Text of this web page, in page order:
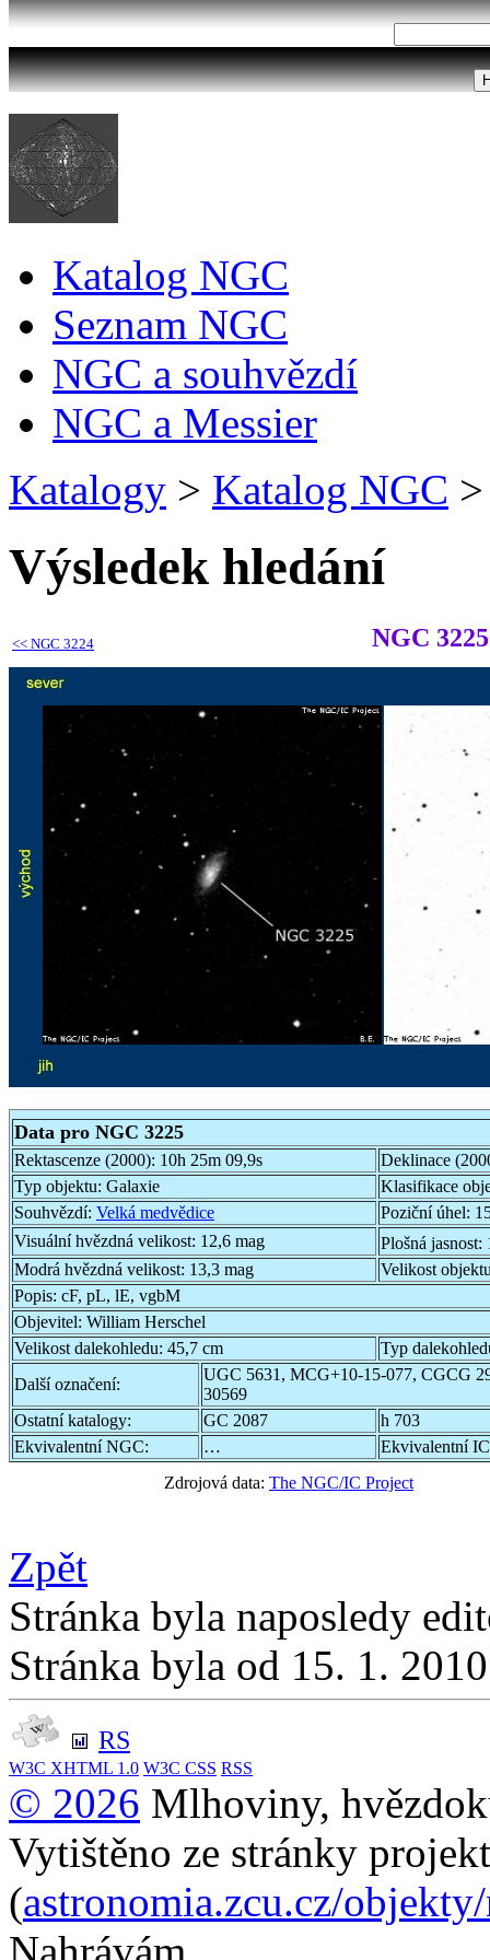
Katalog NGC
Seznam NGC
NGC a souhvězdí
NGC a Messier
Katalogy > Katalog NGC >
Výsledek hledání
<< NGC 3224 NGC 3225
Data pro NGC 3225
Rektascenze (2000): 10h 25m 09,9s
Deklinace
Typ objektu: Galaxie
Klasifikace
Souhvězdí: Velká medvědice Poziční úhel:
Visuální hvězdná velikost: 12,6 mag Plošná jasnost:
Modrá hvězdná velikost: 13,3 mag
Velikost
Popis: cF, pL, lE, vgbM
Objevitel: William Herschel
Velikost dalekohledu: 45,7 cm
Typ
Další označení:
UGC 5631, MCG+10-15-077, CGCG
30569
Ostatní katalogy:
GC 2087
h 703
Ekvivalentní NGC:
…
Ekvivalentní
Zdrojová data: The NGC/IC Project
Zpět
Stránka byla naposledy
Stránka byla od 15. 1.
RS
W3C XHTML 1.0 W3C CSS RSS
© 2026 Mlhoviny,
Vytištěno ze stránky
(astronomia.zcu.cz/
Nahrávám...